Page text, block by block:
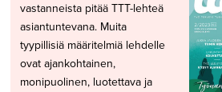
vastanneista pitää TTT-lehteä
asiantuntevana. Muita
tyypillisiä määritelmiä lehdelle
ovat ajankohtainen,
monipuolinen, luotettava ja